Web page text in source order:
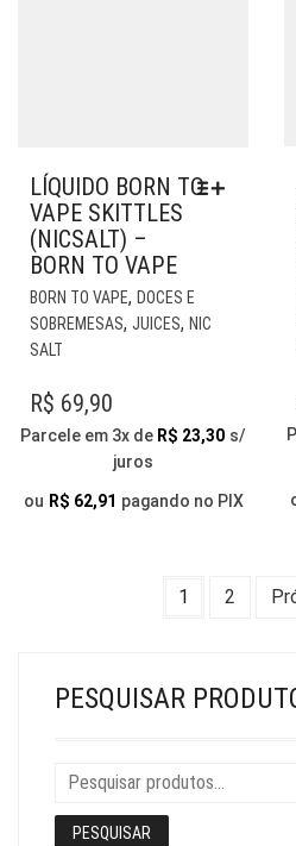
LÍQUIDO BORN TO
VAPE SKITTLES
(NICSALT) –
BORN TO VAPE
BORN TO VAPE, DOCES E
SOBREMESAS, JUICES, NIC
SALT
SER
R$ 69,90
Parcele em 3x de R$ 23,30 s/
juros
ou R$ 62,91 pagando no PIX
1 2
PESQUISAR
PESQUISAR